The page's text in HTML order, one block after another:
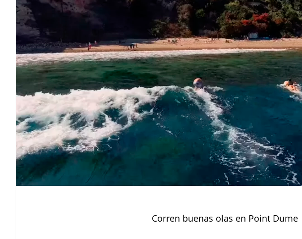
Corren buenas olas en Point Dume